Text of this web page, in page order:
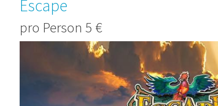
Escape
pro Person 5 €